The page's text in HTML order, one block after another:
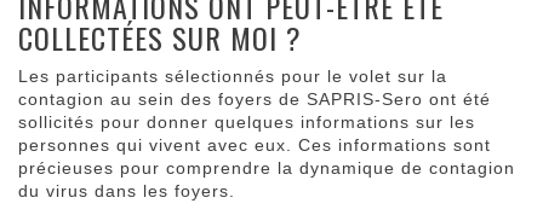
COLLECTÉES SUR MOI ?
Les participants sélectionnés pour le volet sur la
contagion au sein des foyers de SAPRIS-Sero ont été
sollicités pour donner quelques informations sur les
personnes qui vivent avec eux. Ces informations sont
précieuses pour comprendre la dynamique de contagion
du virus dans les foyers.